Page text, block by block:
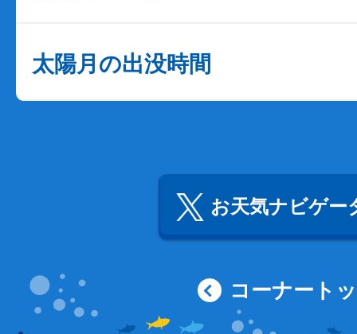
太陽月の出没時間
お天気ナビゲー
コーナート